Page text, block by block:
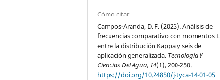
Cómo citar
Campos-Aranda, D. F. (2023). Análisis de
frecuencias comparativo con momentos L
entre la distribución Kappa y seis de
aplicación generalizada. Tecnología Y
Ciencias Del Agua, 14(1), 200-250.
https://doi.org/10.24850/j-tyca-14-01-05